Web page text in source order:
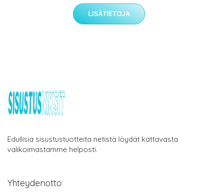
LISÄTIETOJA
Edullisia sisustustuotteita netistä löydät kattavasta
valikoimastamme helposti.
Yhteydenotto